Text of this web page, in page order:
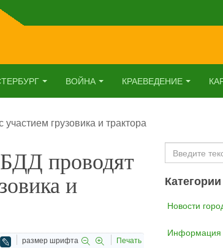
ВОЙНА КРАЕВЕДЕНИЕ
грузовика и трактора
проводят
и
размер шрифта Печать
Искать...
Новости
Информация